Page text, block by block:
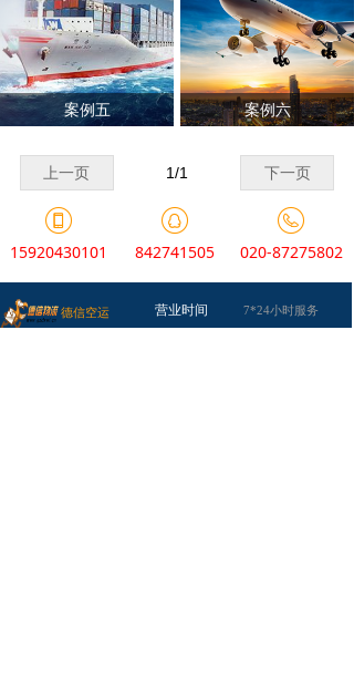
案例五 案例六
上一页 下一页
1/1
营业时间 7*24小时服务
德信空运
15920430101 842741505 020-87275802